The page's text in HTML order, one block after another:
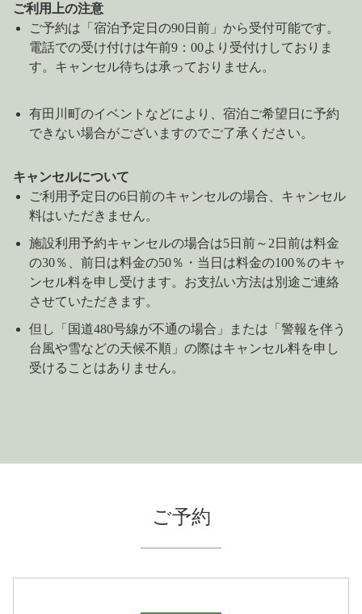
ご利用上の注意
ご予約は「宿泊予定日の90日前」から受付可能です。
電話での受け付けは午前9：00より受付けしておりま
す。キャンセル待ちは承っておりません。
有田川町のイベントなどにより、宿泊ご希望日に予約
できない場合がございますのでご了承ください。
キャンセルについて
ご利用予定日の6日前のキャンセルの場合、キャンセル
料はいただきません。
施設利用予約キャンセルの場合は5日前～2日前は料金
の30％、前日は料金の50％・当日は料金の100％のキャ
ンセル料を申し受けます。お支払い方法は別途ご連絡
させていただきます。
但し「国道480号線が不通の場合」または「警報を伴う
台風や雪などの天候不順」の際はキャンセル料を申し
受けることはありません。
ご予約